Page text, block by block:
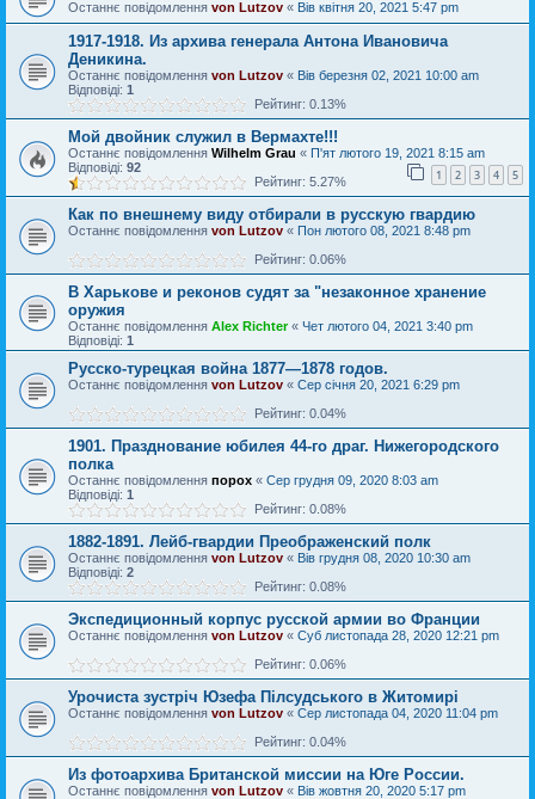
Останнє повідомлення von Lutzov « Вів квітня 20, 2021 5:47 pm
1917-1918. Из архива генерала Антона Ивановича
Деникина.
Останнє повідомлення von Lutzov « Вів березня 02, 2021 10:00 am
Відповіді: 1
Рейтинг: 0.13%
Мой двойник служил в Вермахте!!!
Останнє повідомлення Wilhelm Grau « П'ят лютого 19, 2021 8:15 am
Відповіді: 92 1 2 3 4 5
Рейтинг: 5.27%
Как по внешнему виду отбирали в русскую гвардию
Останнє повідомлення von Lutzov « Пон лютого 08, 2021 8:48 pm
Рейтинг: 0.06%
В Харькове и реконов судят за "незаконное хранение
оружия
Останнє повідомлення Alex Richter« Чет лютого 04, 2021 3:40 pm
Відповіді: 1
Русско-турецкая война 1877—1878 годов.
Останнє повідомлення von Lutzov « Сер січня 20, 2021 6:29 pm
Рейтинг: 0.04%
1901. Празднование юбилея 44-го драг. Нижегородского
полка
Останнє повідомлення порох « Сер грудня 09, 2020 8:03 am
Відповіді: 1
Рейтинг: 0.08%
1882-1891. Лейб-гвардии Преображенский полк
Останнє повідомлення von Lutzov « Вів грудня 08, 2020 10:30 am
Відповіді: 2
Рейтинг: 0.08%
Экспедиционный корпус русской армии во Франции
Останнє повідомлення von Lutzov « Суб листопада 28, 2020 12:21 pm
Рейтинг: 0.06%
Урочиста зустріч Юзефа Пілсудського в Житомирі
Останнє повідомлення von Lutzov « Сер листопада 04, 2020 11:04 pm
Рейтинг: 0.04%
Из фотоархива Британской миссии на Юге России.
Останнє повідомлення von Lutzov « Вів жовтня 20, 2020 5:17 pm